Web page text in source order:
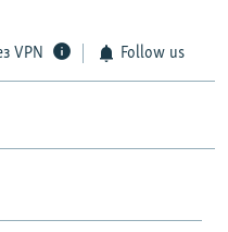
VPN Follow us